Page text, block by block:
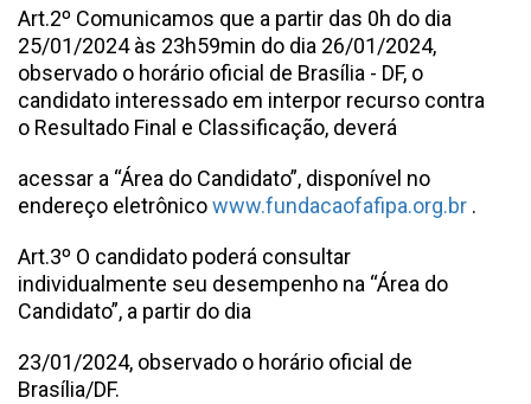
Art.2º Comunicamos que a partir das 0h do dia
25/01/2024 às 23h59min do dia 26/01/2024,
observado o horário oficial de Brasília - DF, o
candidato interessado em interpor recurso contra
o Resultado Final e Classificação, deverá
acessar a “Área do Candidato”, disponível no
endereço eletrônicowww.fundacaofafipa.org.br .
Art.3º O candidato poderá consultar
individualmente seu desempenho na “Área do
Candidato”, a partir do dia
23/01/2024, observado o horário oficial de
Brasília/DF.